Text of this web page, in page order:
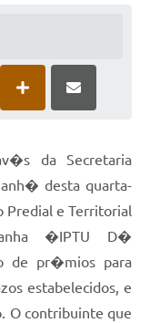
da Secretaria
desta quarta-
Predial e Territorial
�IPTU D�
de pr�mios para
estabelecidos, e
O contribuinte que